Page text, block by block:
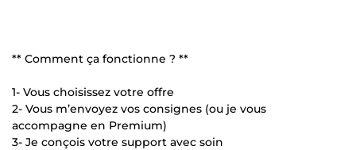
** Comment ça fonctionne ? **
1- Vous choisissez votre offre
2- Vous m’envoyez vos consignes (ou je vous
accompagne en Premium)
3- Je conçois votre support avec soin